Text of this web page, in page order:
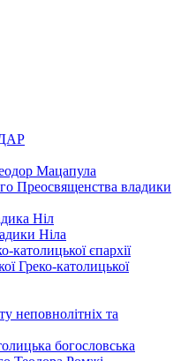
Мацапула
Преосвященства владики
Ніл
Ніла
католицької єпархії
Греко-католицької
неповнолітніх та
богословська